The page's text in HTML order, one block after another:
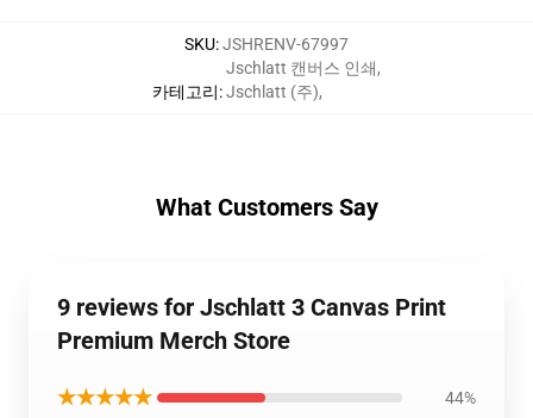
SKU:JSHRENV-67997
카테고리:
Jschlatt 캔버스 인쇄,
Jschlatt (주),
What Customers Say
9 reviews for Jschlatt 3 Canvas Print
Premium Merch Store
★★★★★ 44%